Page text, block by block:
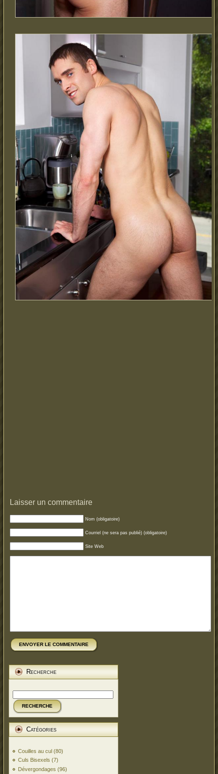
Laisser un commentaire
Nom (obligatoire)
Courriel (ne sera pas publié) (obligatoire)
Site Web
ENVOYER LE COMMENTAIRE
Recherche
RECHERCHE
Catégories
Couilles au cul (80)
Culs Bisexels (7)
Dévergondages (96)